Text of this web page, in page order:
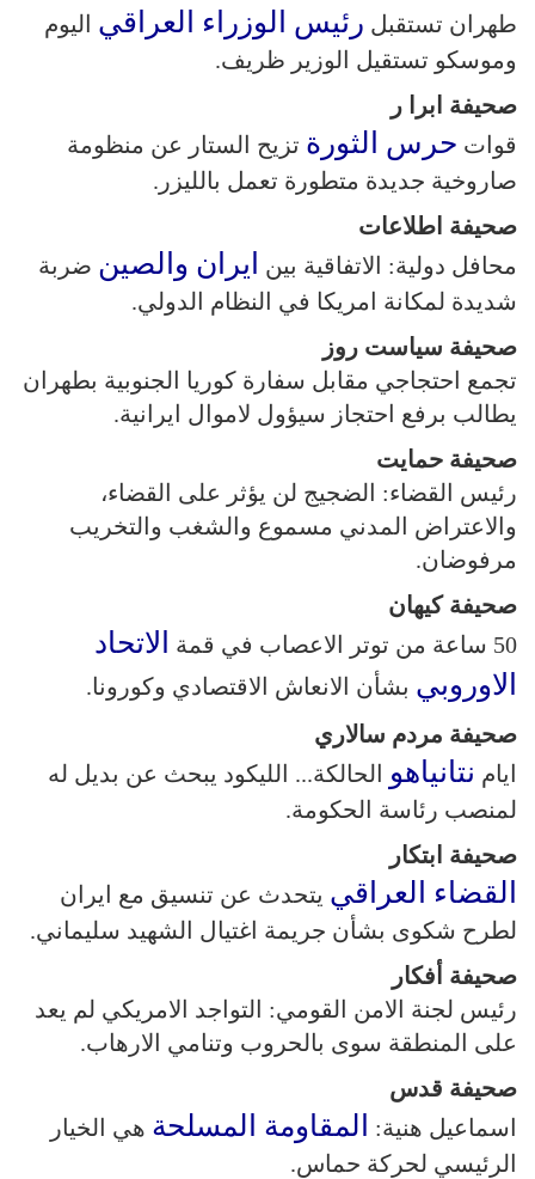
طهران تستقبل رئيس الوزراء العراقي اليوم
وموسكو تستقيل الوزير ظريف.
صحيفة ابرا ر
قوات حرس الثورة تزيح الستار عن منظومة
صاروخية جديدة متطورة تعمل بالليزر.
صحيفة اطلاعات
محافل دولية: الاتفاقية بين
ايران والصين ضربة
شديدة لمكانة امريكا في النظام الدولي.
صحيفة سياست روز
تجمع احتجاجي مقابل سفارة كوريا الجنوبية بطهران
يطالب برفع احتجاز سيؤول لاموال ايرانية.
صحيفة حمايت
رئيس القضاء: الضجيج لن يؤثر على القضاء،
والاعتراض المدني مسموع والشغب والتخريب
مرفوضان.
صحيفة كيهان
50 ساعة من توتر الاعصاب في قمة
الاتحاد
الاوروبي بشأن الانعاش الاقتصادي وكورونا.
صحيفة مردم سالاري
ايام نتانياهو الحالكة... الليكود يبحث عن بديل له
لمنصب رئاسة الحكومة.
صحيفة ابتكار
القضاء العراقي يتحدث عن تنسيق مع ايران
لطرح شكوى بشأن جريمة اغتيال الشهيد سليماني.
صحيفة أفكار
رئيس لجنة الامن القومي: التواجد الامريكي لم يعد
على المنطقة سوى بالحروب وتنامي الارهاب.
صحيفة قدس
اسماعيل هنية:
المقاومة المسلحة هي الخيار
الرئيسي لحركة حماس.